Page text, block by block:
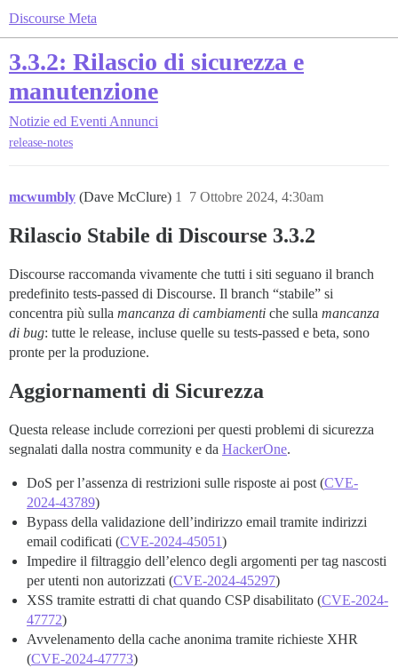
Discourse Meta
3.3.2: Rilascio di sicurezza e
manutenzione
Notizie ed Eventi Annunci
release-notes
mcwumbly (Dave McClure) 7 Ottobre 2024, 4:30am
1
Rilascio Stabile di Discourse 3.3.2
Discourse raccomanda vivamente che tutti i siti seguano il branch
predefinito tests-passed di Discourse. Il branch “stabile” si
concentra più sulla mancanza di cambiamenti che sulla mancanza
di bug: tutte le release, incluse quelle su tests-passed e beta, sono
pronte per la produzione.
Aggiornamenti di Sicurezza
Questa release include correzioni per questi problemi di sicurezza
segnalati dalla nostra community e da HackerOne.
DoS per l’assenza di restrizioni sulle risposte ai post (CVE-
2024-43789)
Bypass della validazione dell’indirizzo email tramite indirizzi
email codificati (CVE-2024-45051)
Impedire il filtraggio dell’elenco degli argomenti per tag nascosti
per utenti non autorizzati (CVE-2024-45297)
XSS tramite estratti di chat quando CSP disabilitato (CVE-2024-
47772)
Avvelenamento della cache anonima tramite richieste XHR
(CVE-2024-47773)